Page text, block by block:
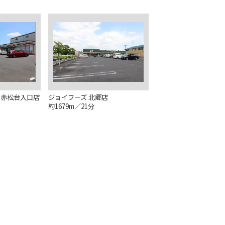
松台入口店
ジョイフーズ 北郷店
約1679m／21分